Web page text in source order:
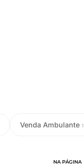
Venda Ambulante 1
NA PÁGINA